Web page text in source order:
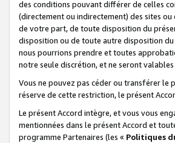
des conditions pouvant différer de celles
(directement ou indirectement) des sites
de votre part, de toute disposition du
disposition ou de toute autre disposition
nous pourrions prendre et toutes
notre seule discrétion, et ne seront
Vous ne pouvez pas céder ou transférer le
réserve de cette restriction, le présent
Le présent Accord intègre, et vous vous
mentionnées dans le présent Accord et
programme Partenaires (les « Politiques